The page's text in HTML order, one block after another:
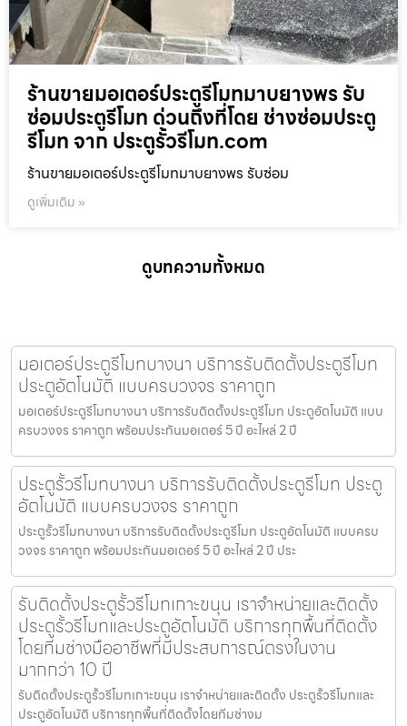
ร้านขายมอเตอร์ประตูรีโมทมาบยางพร รับ
ซ่อมประตูรีโมท ด่วนถึงที่โดย ช่างซ่อมประตู
รีโมท จาก ประตูรั้วรีโมท.com
ร้านขายมอเตอร์ประตูรีโมทมาบยางพร รับซ่อม
ดูเพิ่มเติม »
ดูบทความทั้งหมด
มอเตอร์ประตูรีโมทบางนา บริการรับติดตั้งประตูรีโมท
ประตูอัตโนมัติ แบบครบวงจร ราคาถูก
มอเตอร์ประตูรีโมทบางนา บริการรับติดตั้งประตูรีโมท ประตูอัตโนมัติ แบบ
ครบวงจร ราคาถูก พร้อมประกันมอเตอร์ 5 ปี อะไหล่ 2 ปี
ประตูรั้วรีโมทบางนา บริการรับติดตั้งประตูรีโมท ประตู
อัตโนมัติ แบบครบวงจร ราคาถูก
ประตูรั้วรีโมทบางนา บริการรับติดตั้งประตูรีโมท ประตูอัตโนมัติ แบบครบ
วงจร ราคาถูก พร้อมประกันมอเตอร์ 5 ปี อะไหล่ 2 ปี ประ
รับติดตั้งประตูรั้วรีโมทเกาะขนุน เราจำหน่ายและติดตั้ง
ประตูรั้วรีโมทและประตูอัตโนมัติ บริการทุกพื้นที่ติดตั้ง
โดยทีมช่างมืออาชีพที่มีประสบการณ์ตรงในงาน
มากกว่า 10 ปี
รับติดตั้งประตูรั้วรีโมทเกาะขนุน เราจำหน่ายและติดตั้ง ประตูรั้วรีโมทและ
ประตูอัตโนมัติ บริการทุกพื้นที่ติดตั้งโดยทีมช่างม